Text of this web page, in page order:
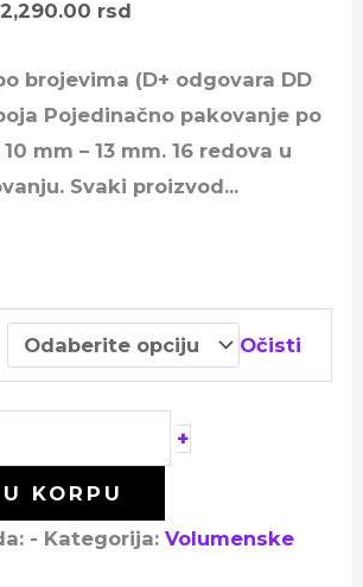
2,290.00 rsd
brojevima (D+ odgovara DD
Pojedinačno pakovanje po
mm – 13 mm. 16 redova u
Svaki proizvod…
Očisti
+
KORPU
- Kategorija:Volumenske